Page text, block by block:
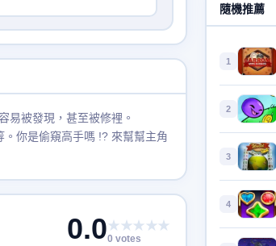
易被發現，甚至被修裡。
你是偷窺高手嗎 !? 來幫幫主角
0.0★★★★★
0 votes
隨機推薦
1
2
3
4